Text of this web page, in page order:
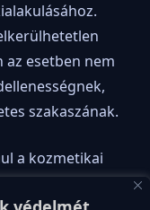
esetben nem
szakaszának.
a kozmetikai